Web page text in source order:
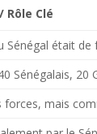
Rôle Clé
Sénégal était
Sénégalais, 20
forces, mais